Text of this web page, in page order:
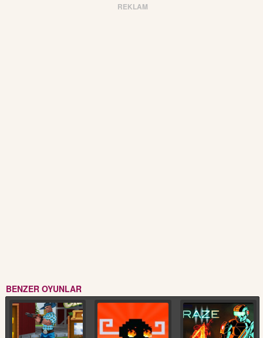
REKLAM
BENZER OYUNLAR